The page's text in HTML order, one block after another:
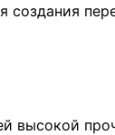
высокой